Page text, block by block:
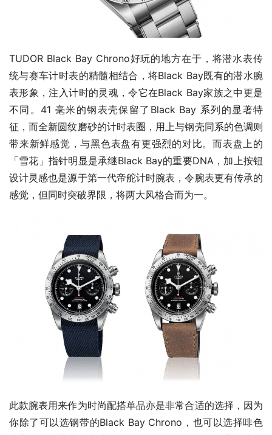
TUDOR Black Bay Chrono好玩的地方在于，将潜水表传
统与赛车计时表的精髓相结合，将Black Bay既有的潜水腕
表形象，注入计时的灵魂，令它在Black Bay家族之中更是
不同。41 毫米的钢表壳保留了Black Bay 系列的显著特
征，而全新圆纹磨砂的计时表圈，用上与钢壳同系的色调则
带来新鲜感觉，与黑色表盘有更强烈的对比。而表盘上的
「雪花」指针明显是承继Black Bay的重要DNA，加上按钮
设计灵感也是源于第一代帝舵计时腕表，令腕表更有传承的
感觉，但同时突破界限，将两大风格合而为一。
此款腕表用来作为时尚配搭单品亦是非常合适的选择，因为
你除了可以选钢带的Black Bay Chrono，也可以选择啡色